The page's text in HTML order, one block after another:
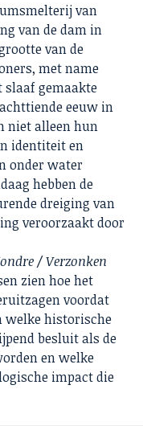
van
van de dam in
van de
met name
gemaakte
eeuw in
niet alleen hun
identiteit en
onder water
hebben de
dreiging van
veroorzaakt door
/ Verzonken
zien hoe het
voordat
welke historische
besluit als de
en welke
impact die